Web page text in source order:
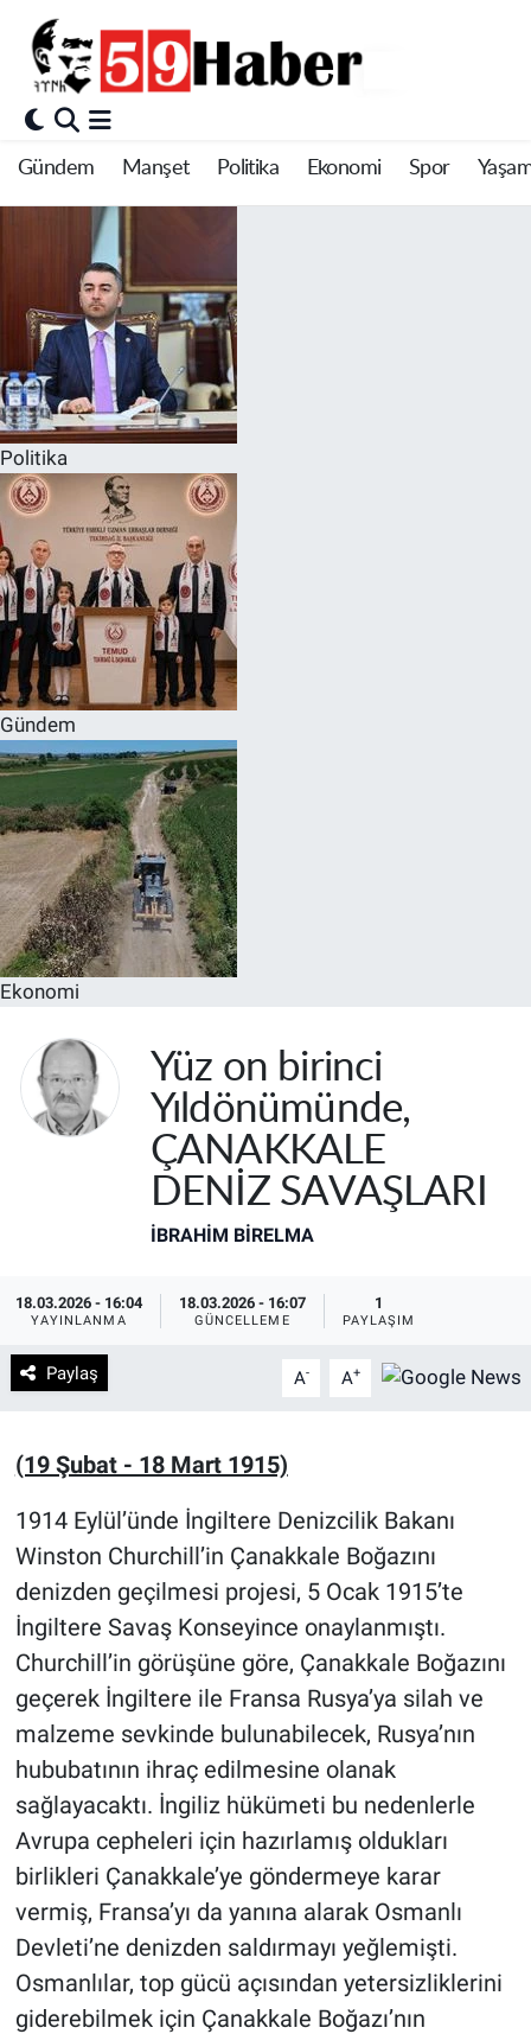
Gündem Manşet Politika Ekonomi Spor
Politika
Gündem
Ekonomi
Yüz on birinci
Yıldönümünde,
ÇANAKKALE
DENİZ SAVAŞLARI
İBRAHIM BİRELMA
18.03.2026 - 16:04
YAYINLANMA
18.03.2026 - 16:07
GÜNCELLEME
1
PAYLAŞIM
Paylaş A- A+
(19 Şubat - 18 Mart 1915)
1914 Eylül’ünde İngiltere Denizcilik Bakanı
Winston Churchill’in Çanakkale Boğazını
denizden geçilmesi projesi, 5 Ocak 1915’te
İngiltere Savaş Konseyince onaylanmıştı.
Churchill’in görüşüne göre, Çanakkale Boğazını
geçerek İngiltere ile Fransa Rusya’ya silah ve
malzeme sevkinde bulunabilecek, Rusya’nın
hububatının ihraç edilmesine olanak
sağlayacaktı. İngiliz hükümeti bu nedenlerle
Avrupa cepheleri için hazırlamış oldukları
birlikleri Çanakkale’ye göndermeye karar
vermiş, Fransa’yı da yanına alarak Osmanlı
Devleti’ne denizden saldırmayı yeğlemişti.
Osmanlılar, top gücü açısından yetersizliklerini
giderebilmek için Çanakkale Boğazı’nın